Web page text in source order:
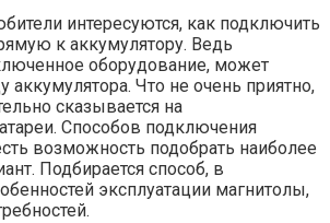
интересуются, как подключить
к аккумулятору. Ведь
оборудование, может
аккумулятора. Что не очень приятно,
сказывается на
Способов подключения
возможность подобрать наиболее
Подбирается способ, в
эксплуатации магнитолы,